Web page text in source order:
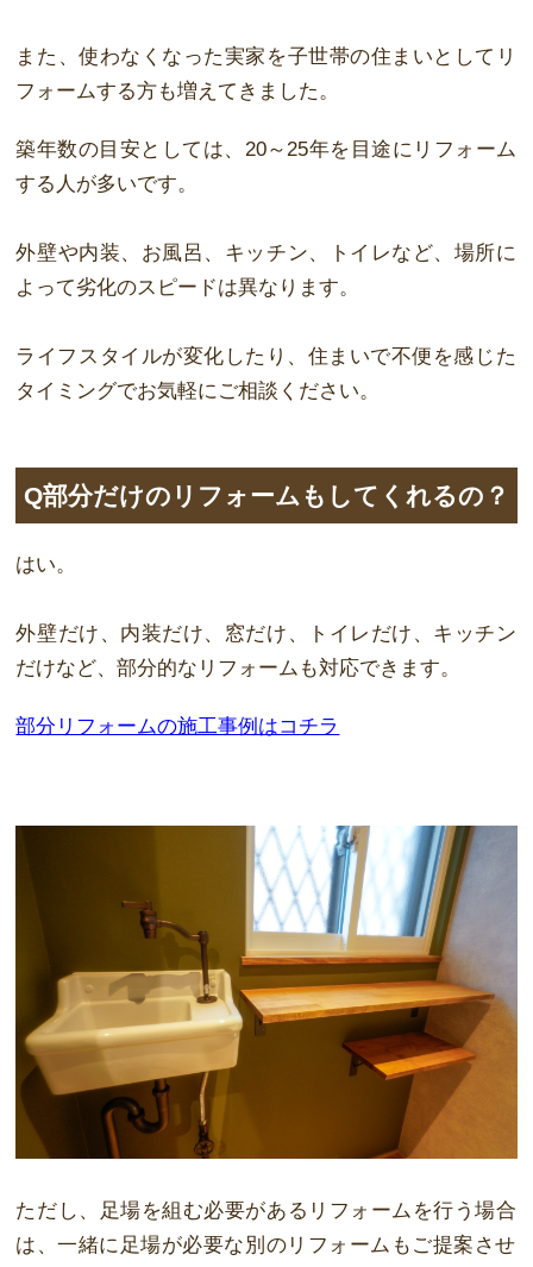
また、使わなくなった実家を子世帯の住まいとしてリ
フォームする方も増えてきました。
築年数の目安としては、 20～ 25年を目途にリフォーム
する人が多いです。
外壁や内装、お風呂、キッチン、トイレなど、場所に
よって劣化のスピードは異なり ます。
ライフスタイルが変化したり 、住まいで不便を感じた
タイミングでお気軽にご相談く ださい。
Q部分だけのリフォームもしてくれるの？
はい。
外壁だけ、内装だけ、窓だけ、トイレだけ、キッチン
だけなど、部分的なリフォーム も対応できます。
部分リフォームの施工事例はコチラ
ただし、足場を組む必要があるリフォームを行う場合
は、一緒に 足場が必要な 別のリ フォームもご提案させ